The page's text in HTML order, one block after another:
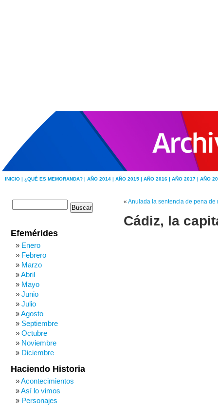
INICIO | ¿QUÉ ES MEMORANDA? | AÑO 2014 | AÑO 2015 | AÑO 2016 | AÑO 2017 | AÑO
« Anulada la sentencia de pena de
Cádiz, la
Efemérides
Enero
Febrero
Marzo
Abril
Mayo
Junio
Julio
Agosto
Septiembre
Octubre
Noviembre
Diciembre
Haciendo Historia
Acontecimientos
Así lo vimos
Personajes